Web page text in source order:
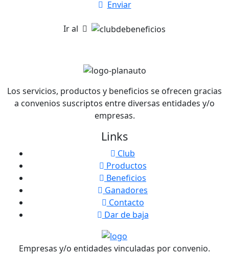
Enviar
Ir al
Los servicios, productos y beneficios se ofrecen gracias
a convenios suscriptos entre diversas entidades y/o
empresas.
Links
Club
Productos
Beneficios
Ganadores
Contacto
Dar de baja
Empresas y/o entidades vinculadas por convenio.